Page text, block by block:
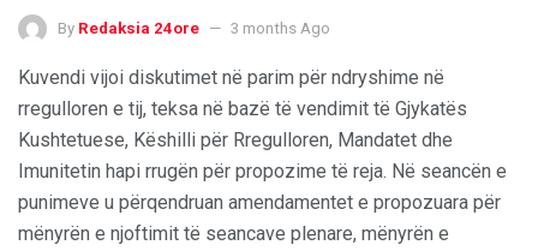
By Redaksia 24ore 3 months Ago
Kuvendi vijoi diskutimet në parim për ndryshime në
rregulloren e tij, teksa në bazë të vendimit të Gjykatës
Kushtetuese, Këshilli për Rregulloren, Mandatet dhe
Imunitetin hapi rrugën për propozime të reja. Në seancën e
punimeve u përqendruan amendamentet e propozuara për
mënyrën e njoftimit të seancave plenare, mënyrën e